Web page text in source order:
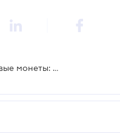
НБУ ввел в обращение 5-гривневые монеты: фото